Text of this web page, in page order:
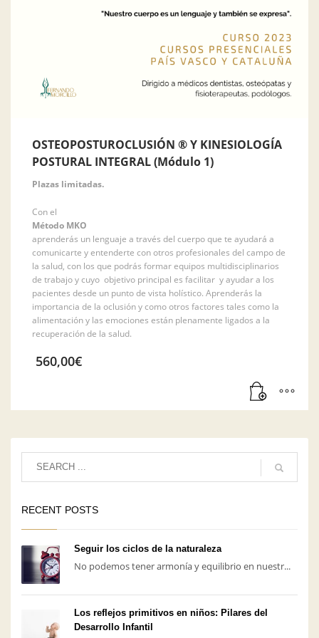
OSTEOPOSTUROCLUSIÓN ® Y KINESIOLOGÍA
POSTURAL INTEGRAL (Módulo 1)
Plazas limitadas.
Con el
Método MKO
aprenderás un lenguaje a través del cuerpo que te ayudará a
comunicarte y entenderte con otros profesionales del campo de
la salud, con los que podrás formar equipos multidisciplinarios
de trabajo y cuyo objetivo principal es facilitar y ayudar a los
pacientes desde un punto de vista holístico. Aprenderás la
importancia de la oclusión y como otros factores tales como la
alimentación y las emociones están plenamente ligados a la
recuperación de la salud.
560,00€
RECENT POSTS
Seguir los ciclos de la naturaleza
No podemos tener armonía y equilibrio en nuestr...
Los reflejos primitivos en niños: Pilares del
Desarrollo Infantil